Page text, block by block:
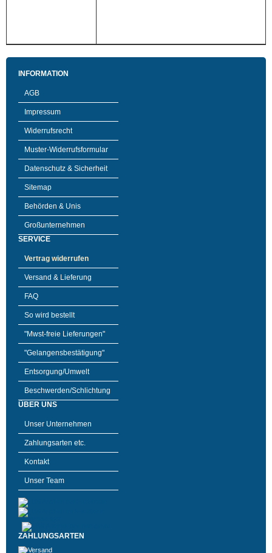
INFORMATION
AGB
Impressum
Widerrufsrecht
Muster-Widerrufsformular
Datenschutz & Sicherheit
Sitemap
Behörden & Unis
Großunternehmen
SERVICE
Vertrag widerrufen
Versand & Lieferung
FAQ
So wird bestellt
"Mwst-freie Lieferungen"
"Gelangensbestätigung"
Entsorgung/Umwelt
Beschwerden/Schlichtung
ÜBER UNS
Unser Unternehmen
Zahlungsarten etc.
Kontakt
Unser Team
ZAHLUNGSARTEN